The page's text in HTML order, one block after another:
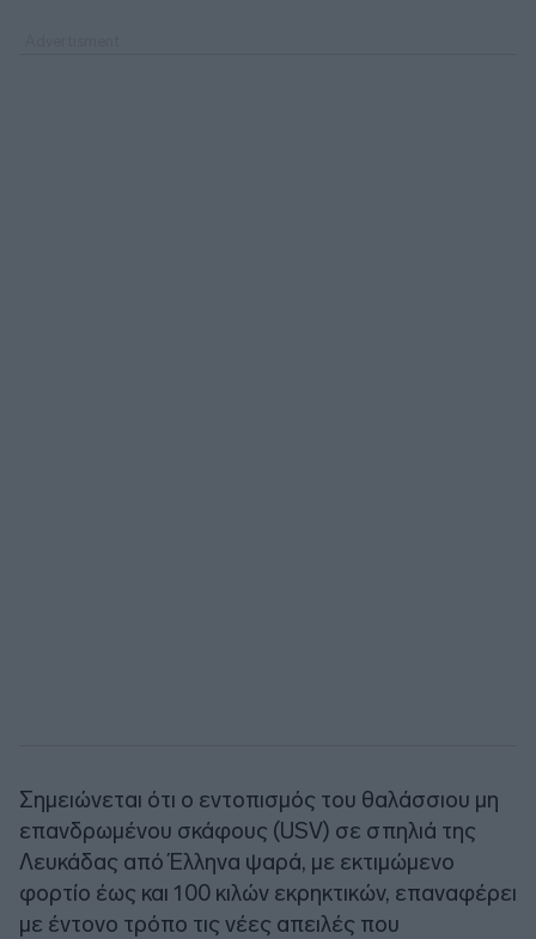
Σημειώνεται ότι ο εντοπισμός του θαλάσσιου μη
επανδρωμένου σκάφους (USV) σε σπηλιά της
Λευκάδας από Έλληνα ψαρά, με εκτιμώμενο
φορτίο έως και 100 κιλών εκρηκτικών, επαναφέρει
με έντονο τρόπο τις νέες απειλές που